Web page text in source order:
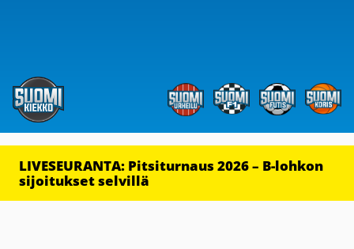
LIVESEURANTA: Pitsiturnaus 2026 – B-lohkon
sijoitukset selvillä